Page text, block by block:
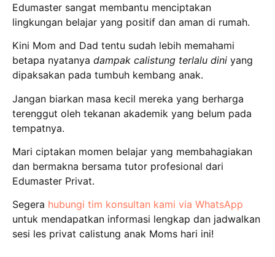
Edumaster sangat membantu menciptakan
lingkungan belajar yang positif dan aman di rumah.
Kini Mom and Dad tentu sudah lebih memahami
betapa nyatanya dampak calistung terlalu dini yang
dipaksakan pada tumbuh kembang anak.
Jangan biarkan masa kecil mereka yang berharga
terenggut oleh tekanan akademik yang belum pada
tempatnya.
Mari ciptakan momen belajar yang membahagiakan
dan bermakna bersama tutor profesional dari
Edumaster Privat.
Segera hubungi tim konsultan kami via WhatsApp
untuk mendapatkan informasi lengkap dan jadwalkan
sesi les privat calistung anak Moms hari ini!